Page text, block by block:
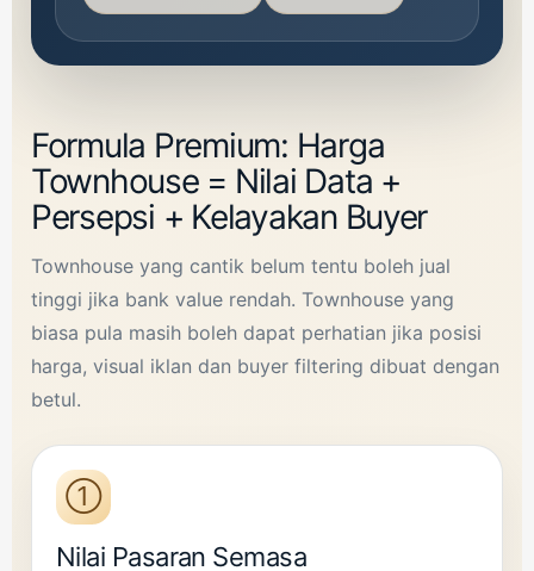
Formula Premium: Harga
Townhouse = Nilai Data +
Persepsi + Kelayakan Buyer
Townhouse yang cantik belum tentu boleh jual
tinggi jika bank value rendah. Townhouse yang
biasa pula masih boleh dapat perhatian jika posisi
harga, visual iklan dan buyer filtering dibuat dengan
betul.
①
Nilai Pasaran Semasa